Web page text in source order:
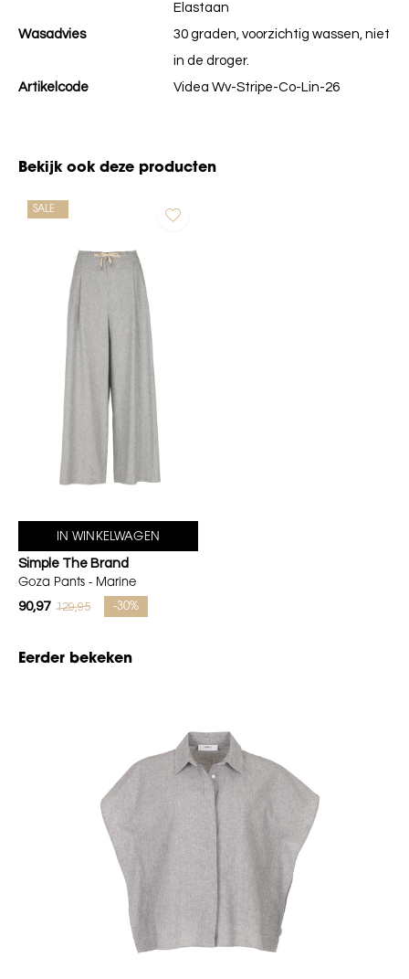
Elastaan
Wasadvies
30 graden, voorzichtig wassen, niet
in de droger.
Artikelcode
Videa Wv-Stripe-Co-Lin-26
Bekijk ook deze producten
SALE
IN WINKELWAGEN
Simple The Brand
Goza Pants - Marine
90,97 129,95 -30%
Eerder bekeken